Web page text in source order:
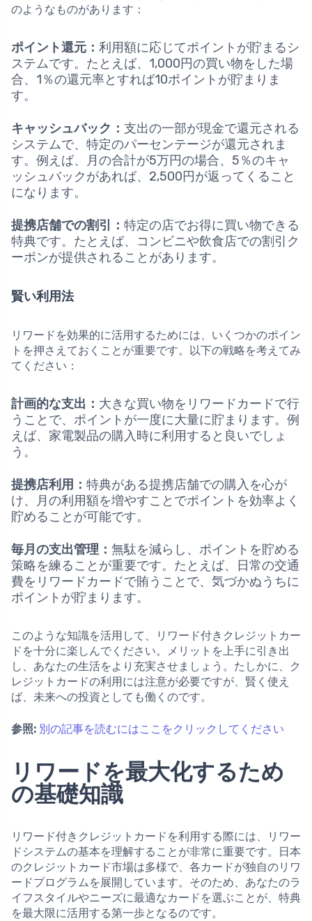
のようなものがあります：
ポイント還元： 利用額に応じてポイントが貯まるシ
ステムです。たとえば、1,000円の買い物をした場
合、1％の還元率とすれば10ポイントが貯まりま
す。
キャッシュバック： 支出の一部が現金で還元される
システムで、特定のパーセンテージが還元されま
す。例えば、月の合計が5万円の場合、5％のキャ
ッシュバックがあれば、2,500円が返ってくること
になります。
提携店舗での割引： 特定の店でお得に買い物できる
特典です。たとえば、コンビニや飲食店での割引ク
ーポンが提供されることがあります。
賢い利用法
リワードを効果的に活用するためには、いくつかのポイン
トを押さえておくことが重要です。以下の戦略を考えてみ
てください：
計画的な支出： 大きな買い物をリワードカードで行
うことで、ポイントが一度に大量に貯まります。例
えば、家電製品の購入時に利用すると良いでしょ
う。
提携店利用： 特典がある提携店舗での購入を心が
け、月の利用額を増やすことでポイントを効率よく
貯めることが可能です。
毎月の支出管理： 無駄を減らし、ポイントを貯める
策略を練ることが重要です。たとえば、日常の交通
費をリワードカードで賄うことで、気づかぬうちに
ポイントが貯まります。
このような知識を活用して、リワード付きクレジットカー
ドを十分に楽しんでください。メリットを上手に引き出
し、あなたの生活をより充実させましょう。たしかに、ク
レジットカードの利用には注意が必要ですが、賢く使え
ば、未来への投資としても働くのです。
参照: 別の記事を読むにはここをクリックしてください
リワードを最大化するため
の基礎知識
リワード付きクレジットカードを利用する際には、リワー
ドシステムの基本を理解することが非常に重要です。日本
のクレジットカード市場は多様で、各カードが独自のリワ
ードプログラムを展開しています。そのため、あなたのラ
イフスタイルやニーズに最適なカードを選ぶことが、特典
を最大限に活用する第一歩となるのです。